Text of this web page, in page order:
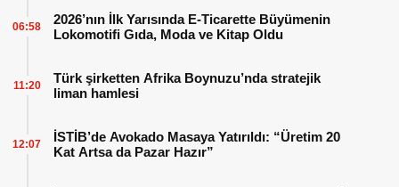
2026’nın İlk Yarısında E-Ticarette Büyümenin
Lokomotifi Gıda, Moda ve Kitap Oldu
06:58
Türk şirketten Afrika Boynuzu’nda stratejik
liman hamlesi
11:20
İSTİB’de Avokado Masaya Yatırıldı: “Üretim 20
Kat Artsa da Pazar Hazır”
12:07